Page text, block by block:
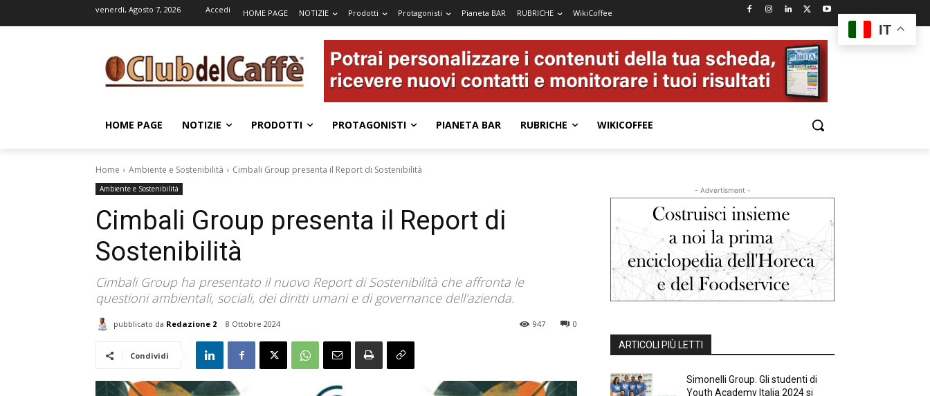
venerdì, Agosto 7, 2026 Accedi HOME PAGE NOTIZIE Prodotti Protagonisti Pianeta BAR RUBRICHE WikiCoffee
HOME PAGE NOTIZIE PRODOTTI PROTAGONISTI PIANETA BAR RUBRICHE WIKICOFFEE
Home Ambiente e Sostenibilità Cimbali Group presenta il Report di Sostenibilità
Ambiente e Sostenibilità
Cimbali Group presenta il Report di
Sostenibilità
Cimbali Group ha presentato il nuovo Report di Sostenibilità che affronta le
questioni ambientali, sociali, dei diritti umani e di governance dell'azienda.
pubblicato da Redazione 2 8 Ottobre 2024 0
947
Condividi
- Advertisment -
ARTICOLI PIÙ LETTI
Simonelli Group. Gli studenti di
Youth Academy Italia 2024 si
IT